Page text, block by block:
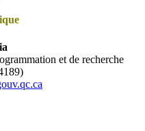
et de recherche